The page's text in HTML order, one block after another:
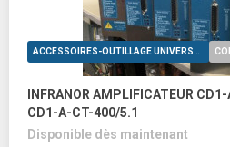
ACCESSOIRES-OUTILLAGE UNIVERSELS
INFRANOR AMPLIFICATEUR
CD1-A-CT-400/5.1
Disponible dès maintenant